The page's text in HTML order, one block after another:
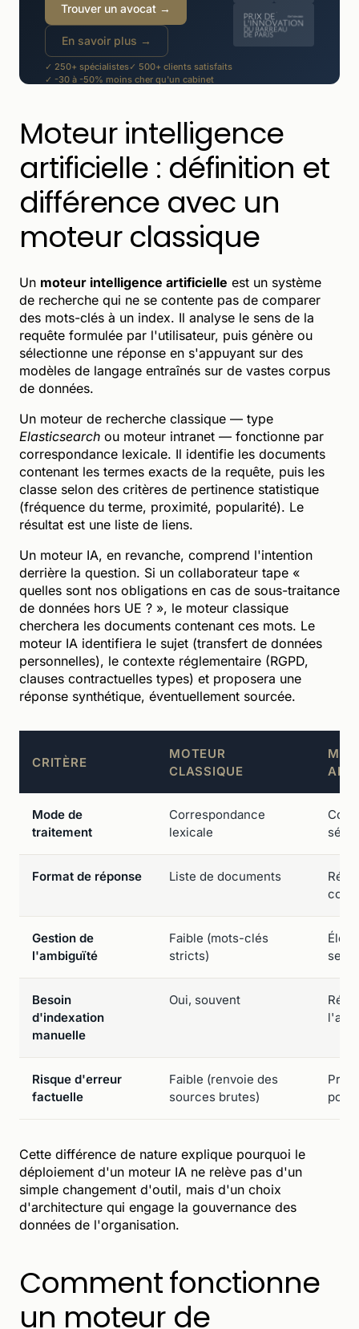
Trouver un avocat →
En savoir plus →
✓ 250+ spécialistes✓ 500+ clients satisfaits
✓ -30 à -50% moins cher qu'un cabinet
Moteur intelligence
artificielle : définition et
différence avec un
moteur classique
Un moteur intelligence artificielle est un système
de recherche qui ne se contente pas de comparer
des mots-clés à un index. Il analyse le sens de la
requête formulée par l'utilisateur, puis génère ou
sélectionne une réponse en s'appuyant sur des
modèles de langage entraînés sur de vastes corpus
de données.
Un moteur de recherche classique — type
Elasticsearch ou moteur intranet — fonctionne par
correspondance lexicale. Il identifie les documents
contenant les termes exacts de la requête, puis les
classe selon des critères de pertinence statistique
(fréquence du terme, proximité, popularité). Le
résultat est une liste de liens.
Un moteur IA, en revanche, comprend l'intention
derrière la question. Si un collaborateur tape «
quelles sont nos obligations en cas de sous-traitance
de données hors UE ? », le moteur classique
cherchera les documents contenant ces mots. Le
moteur IA identifiera le sujet (transfert de données
personnelles), le contexte réglementaire (RGPD,
clauses contractuelles types) et proposera une
réponse synthétique, éventuellement sourcée.
CRITÈRE
MOTEUR
CLASSIQUE
Mode de
traitement
Correspondance
lexicale
Format de réponse Liste de documents
Gestion de
l'ambiguïté
Faible (mots-clés
stricts)
sens)
Besoin
d'indexation
manuelle
Oui, souvent
Risque d'erreur
factuelle
Faible (renvoie des
sources brutes)
Cette différence de nature explique pourquoi le
déploiement d'un moteur IA ne relève pas d'un
simple changement d'outil, mais d'un choix
d'architecture qui engage la gouvernance des
données de l'organisation.
Comment fonctionne
un moteur de